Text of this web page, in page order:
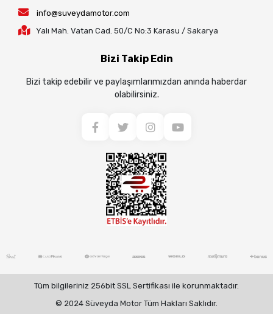
info@suveydamotor.com
Yalı Mah. Vatan Cad. 50/C No:3 Karasu / Sakarya
Bizi Takip Edin
Bizi takip edebilir ve paylaşımlarımızdan anında haberdar
olabilirsiniz.
Tüm bilgileriniz 256bit SSL Sertifikası ile korunmaktadır.
© 2024 Süveyda Motor Tüm Hakları Saklıdır.